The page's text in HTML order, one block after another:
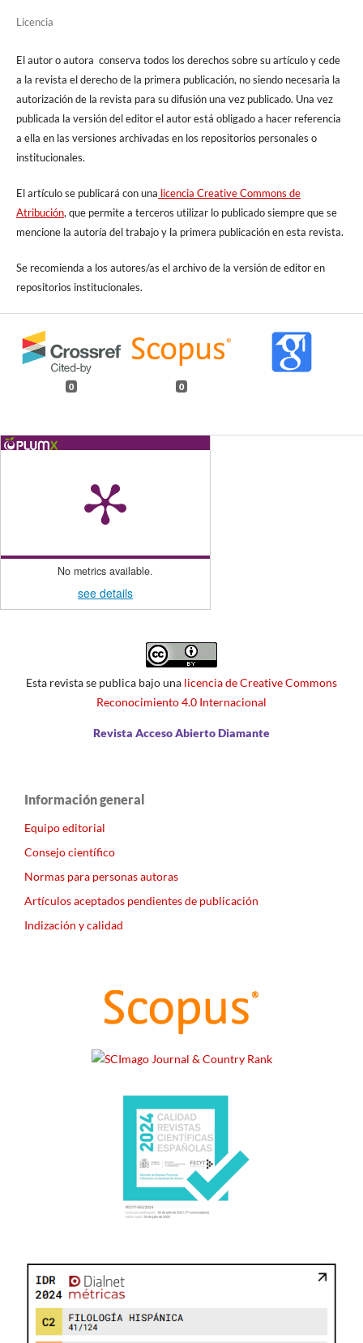
Licencia
El autor o autora conserva todos los derechos sobre su artículo y cede
a la revista el derecho de la primera publicación, no siendo necesaria la
autorización de la revista para su difusión una vez publicado. Una vez
publicada la versión del editor el autor está obligado a hacer referencia
a ella en las versiones archivadas en los repositorios personales o
institucionales.
El artículo se publicará con una licencia Creative Commons de
Atribución, que permite a terceros utilizar lo publicado siempre que se
mencione la autoría del trabajo y la primera publicación en esta revista.
Se recomienda a los autores/as el archivo de la versión de editor en
repositorios institucionales.
0 0
No metrics available.
see details
Esta revista se publica bajo una licencia de Creative Commons
Reconocimiento 4.0 Internacional
Revista Acceso Abierto Diamante
Información general
Equipo editorial
Consejo científico
Normas para personas autoras
Artículos aceptados pendientes de publicación
Indización y calidad